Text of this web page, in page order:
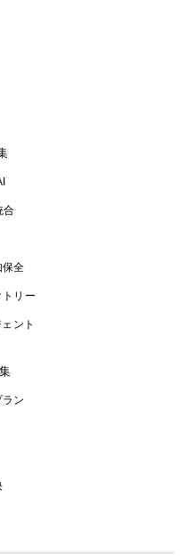
合
保全
トリー
ント
ン